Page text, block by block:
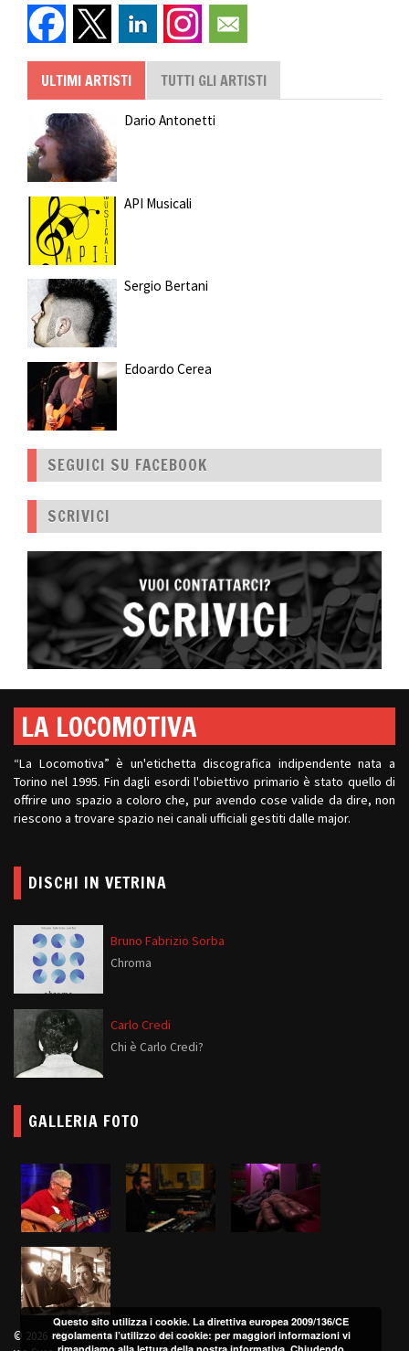
ULTIMI ARTISTI TUTTI GLI ARTISTI
Dario Antonetti
API Musicali
Sergio Bertani
Edoardo Cerea
SEGUICI SU FACEBOOK
SCRIVICI
LA LOCOMOTIVA
“La Locomotiva” è un'etichetta discografica indipendente nata a
Torino nel 1995. Fin dagli esordi l'obiettivo primario è stato quello di
offrire uno spazio a coloro che, pur avendo cose valide da dire, non
riescono a trovare spazio nei canali ufficiali gestiti dalle major.
DISCHI IN VETRINA
Bruno Fabrizio Sorba
Chroma
Carlo Credi
Chi è Carlo Credi?
GALLERIA FOTO
© 2026 - Musicando Edizioni Musicali Snc
Questo sito utilizza i cookie. La direttiva europea 2009/136/CE
regolamenta l’utilizzo dei cookie: per maggiori informazioni vi